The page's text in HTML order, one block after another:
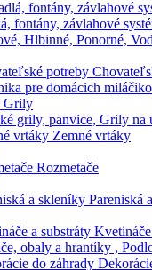
fontány, závlahové
Hlbinné, Ponorné,
pre domácich
Grily
grily, panvice, Grily na
Zemné vrtáky
Rozmetače
Pareniská
obaly a hrantíky ,